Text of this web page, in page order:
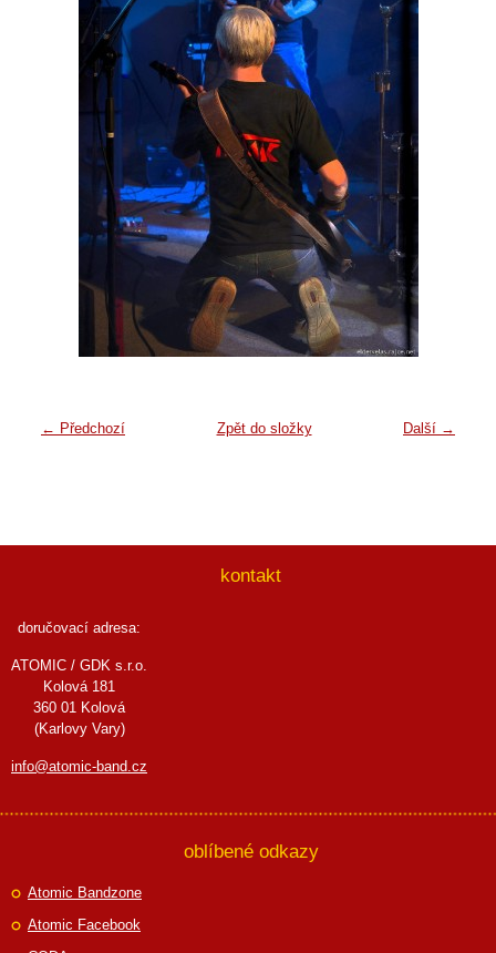
← Předchozí Další →
Zpět do složky
kontakt
doručovací adresa:
ATOMIC / GDK s.r.o.
Kolová 181
360 01 Kolová
(Karlovy Vary)
info@atomic-band.cz
oblíbené odkazy
Atomic Bandzone
Atomic Facebook